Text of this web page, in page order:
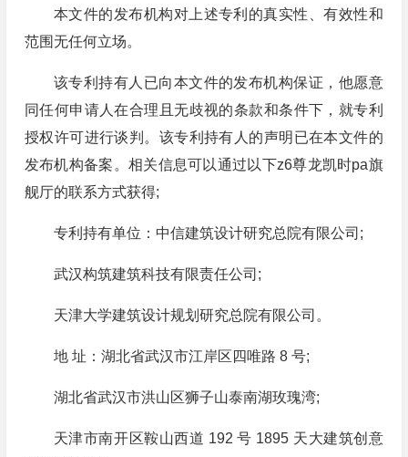
本文件的发布机构对上述专利的真实性、有效性和
范围无任何立场。
该专利持有人已向本文件的发布机构保证，他愿意
同任何申请人在合理且无歧视的条款和条件下，就专利
授权许可进行谈判。该专利持有人的声明已在本文件的
发布机构备案。相关信息可以通过以下z6尊龙凯时pa旗
舰厅的联系方式获得;
专利持有单位：中信建筑设计研究总院有限公司;
武汉构筑建筑科技有限责任公司;
天津大学建筑设计规划研究总院有限公司。
地 址：湖北省武汉市江岸区四唯路 8 号;
湖北省武汉市洪山区狮子山泰南湖玫瑰湾;
天津市南开区鞍山西道 192 号 1895 天大建筑创意